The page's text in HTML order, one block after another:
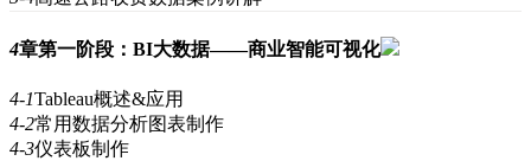
4章第一阶段：BI大数据——商业智能可视化
4-1Tableau概述&应用
4-2常用数据分析图表制作
4-3仪表板制作